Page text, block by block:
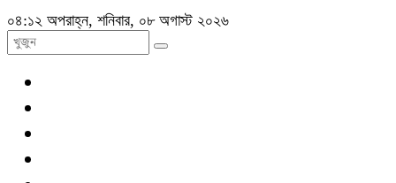
০৪:১২ অপরাহ্ন, শনিবার, ০৮ অগাস্ট ২০২৬